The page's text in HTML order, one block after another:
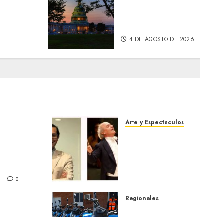
4 DE AGOSTO DE 2026
0
Arte y Espectaculos
Regionales